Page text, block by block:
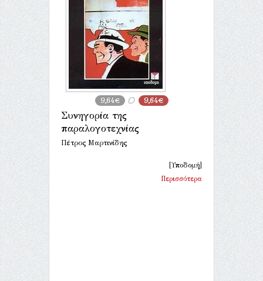
9,64€ 9,64€
Συνηγορία της
παραλογοτεχνίας
Πέτρος Μαρτινίδης
[Υποδομή]
Περισσότερα